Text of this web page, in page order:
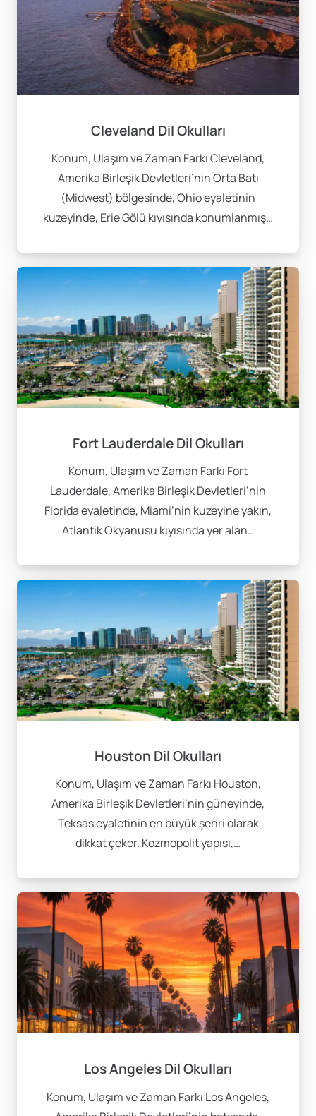
büyük şehrinde dil okulları bulunmaktadır. New York,
Los Angeles, San Francisco gibi şehirler, öğrencilere
geniş bir seçenek sunmaktadır.
Cleveland Dil Okulları
Konum, Ulaşım ve Zaman Farkı Cleveland,
Amerika Birleşik Devletleri’nin Orta Batı
(Midwest) bölgesinde, Ohio eyaletinin
kuzeyinde, Erie Gölü kıyısında konumlanmış…
Fort Lauderdale Dil Okulları
Konum, Ulaşım ve Zaman Farkı Fort
Lauderdale, Amerika Birleşik Devletleri’nin
Florida eyaletinde, Miami’nin kuzeyine yakın,
Atlantik Okyanusu kıyısında yer alan…
Houston Dil Okulları
Konum, Ulaşım ve Zaman Farkı Houston,
Amerika Birleşik Devletleri’nin güneyinde,
Teksas eyaletinin en büyük şehri olarak
dikkat çeker. Kozmopolit yapısı,…
Los Angeles Dil Okulları
Konum, Ulaşım ve Zaman Farkı Los Angeles,